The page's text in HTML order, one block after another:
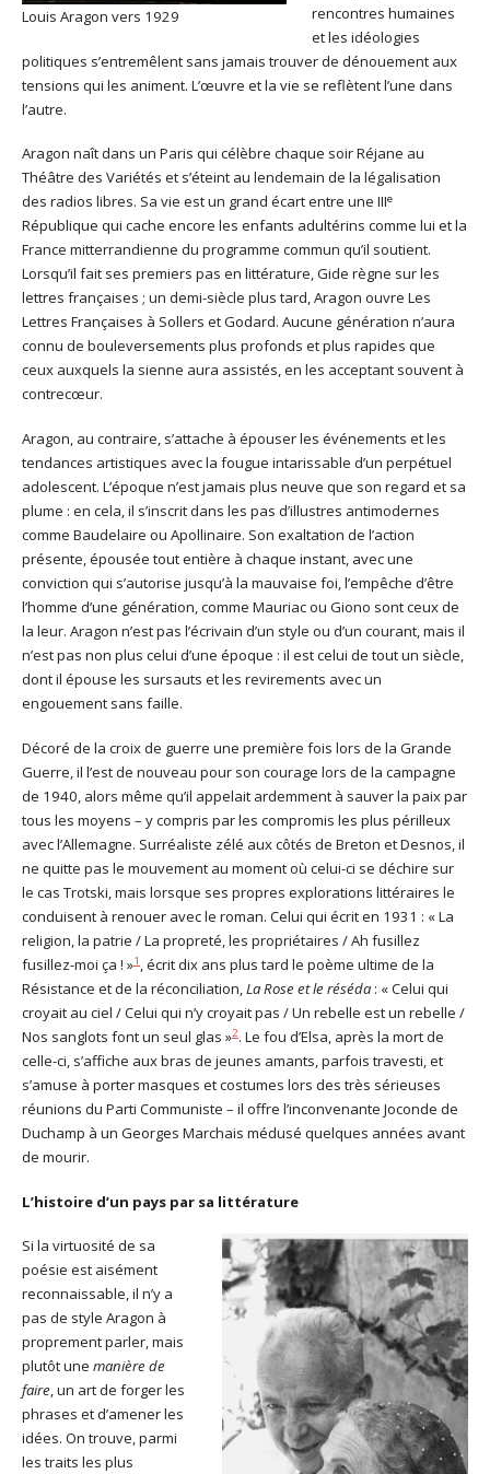
Louis Aragon vers 1929
rencontres humaines
et les idéologies
politiques s’entremêlent sans jamais trouver de dénouement aux
tensions qui les animent. L’œuvre et la vie se reflètent l’une dans
l’autre.
Aragon naît dans un Paris qui célèbre chaque soir Réjane au
Théâtre des Variétés et s’éteint au lendemain de la légalisation
des radios libres. Sa vie est un grand écart entre une IIIe
République qui cache encore les enfants adultérins comme lui et la
France mitterrandienne du programme commun qu’il soutient.
Lorsqu’il fait ses premiers pas en littérature, Gide règne sur les
lettres françaises ; un demi-siècle plus tard, Aragon ouvre Les
Lettres Françaises à Sollers et Godard. Aucune génération n’aura
connu de bouleversements plus profonds et plus rapides que
ceux auxquels la sienne aura assistés, en les acceptant souvent à
contrecœur.
Aragon, au contraire, s’attache à épouser les événements et les
tendances artistiques avec la fougue intarissable d’un perpétuel
adolescent. L’époque n’est jamais plus neuve que son regard et sa
plume : en cela, il s’inscrit dans les pas d’illustres antimodernes
comme Baudelaire ou Apollinaire. Son exaltation de l’action
présente, épousée tout entière à chaque instant, avec une
conviction qui s’autorise jusqu’à la mauvaise foi, l’empêche d’être
l’homme d’une génération, comme Mauriac ou Giono sont ceux de
la leur. Aragon n’est pas l’écrivain d’un style ou d’un courant, mais il
n’est pas non plus celui d’une époque : il est celui de tout un siècle,
dont il épouse les sursauts et les revirements avec un
engouement sans faille.
Décoré de la croix de guerre une première fois lors de la Grande
Guerre, il l’est de nouveau pour son courage lors de la campagne
de 1940, alors même qu’il appelait ardemment à sauver la paix par
tous les moyens – y compris par les compromis les plus périlleux
avec l’Allemagne. Surréaliste zélé aux côtés de Breton et Desnos, il
ne quitte pas le mouvement au moment où celui-ci se déchire sur
le cas Trotski, mais lorsque ses propres explorations littéraires le
conduisent à renouer avec le roman. Celui qui écrit en 1931 : « La
religion, la patrie / La propreté, les propriétaires / Ah fusillez
fusillez-moi ça ! »1 , écrit dix ans plus tard le poème ultime de la
Résistance et de la réconciliation,La Rose et le réséda : « Celui qui
croyait au ciel / Celui qui n’y croyait pas / Un rebelle est un rebelle /
Nos sanglots font un seul glas »2. Le fou d’Elsa, après la mort de
celle-ci, s’affiche aux bras de jeunes amants, parfois travesti, et
s’amuse à porter masques et costumes lors des très sérieuses
réunions du Parti Communiste – il offre l’inconvenante Joconde de
Duchamp à un Georges Marchais médusé quelques années avant
de mourir.
L’histoire d’un pays par sa littérature
Si la virtuosité de sa
poésie est aisément
reconnaissable, il n’y a
pas de style Aragon à
proprement parler, mais
plutôt une manière de
faire, un art de forger les
phrases et d’amener les
idées. On trouve, parmi
les traits les plus